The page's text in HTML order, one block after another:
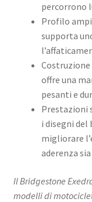
percorrono
Profilo
supporta
offre una
pesanti e
Prestazioni
i disegni
migliorare
aderenza
Il Bridgestone
modelli di